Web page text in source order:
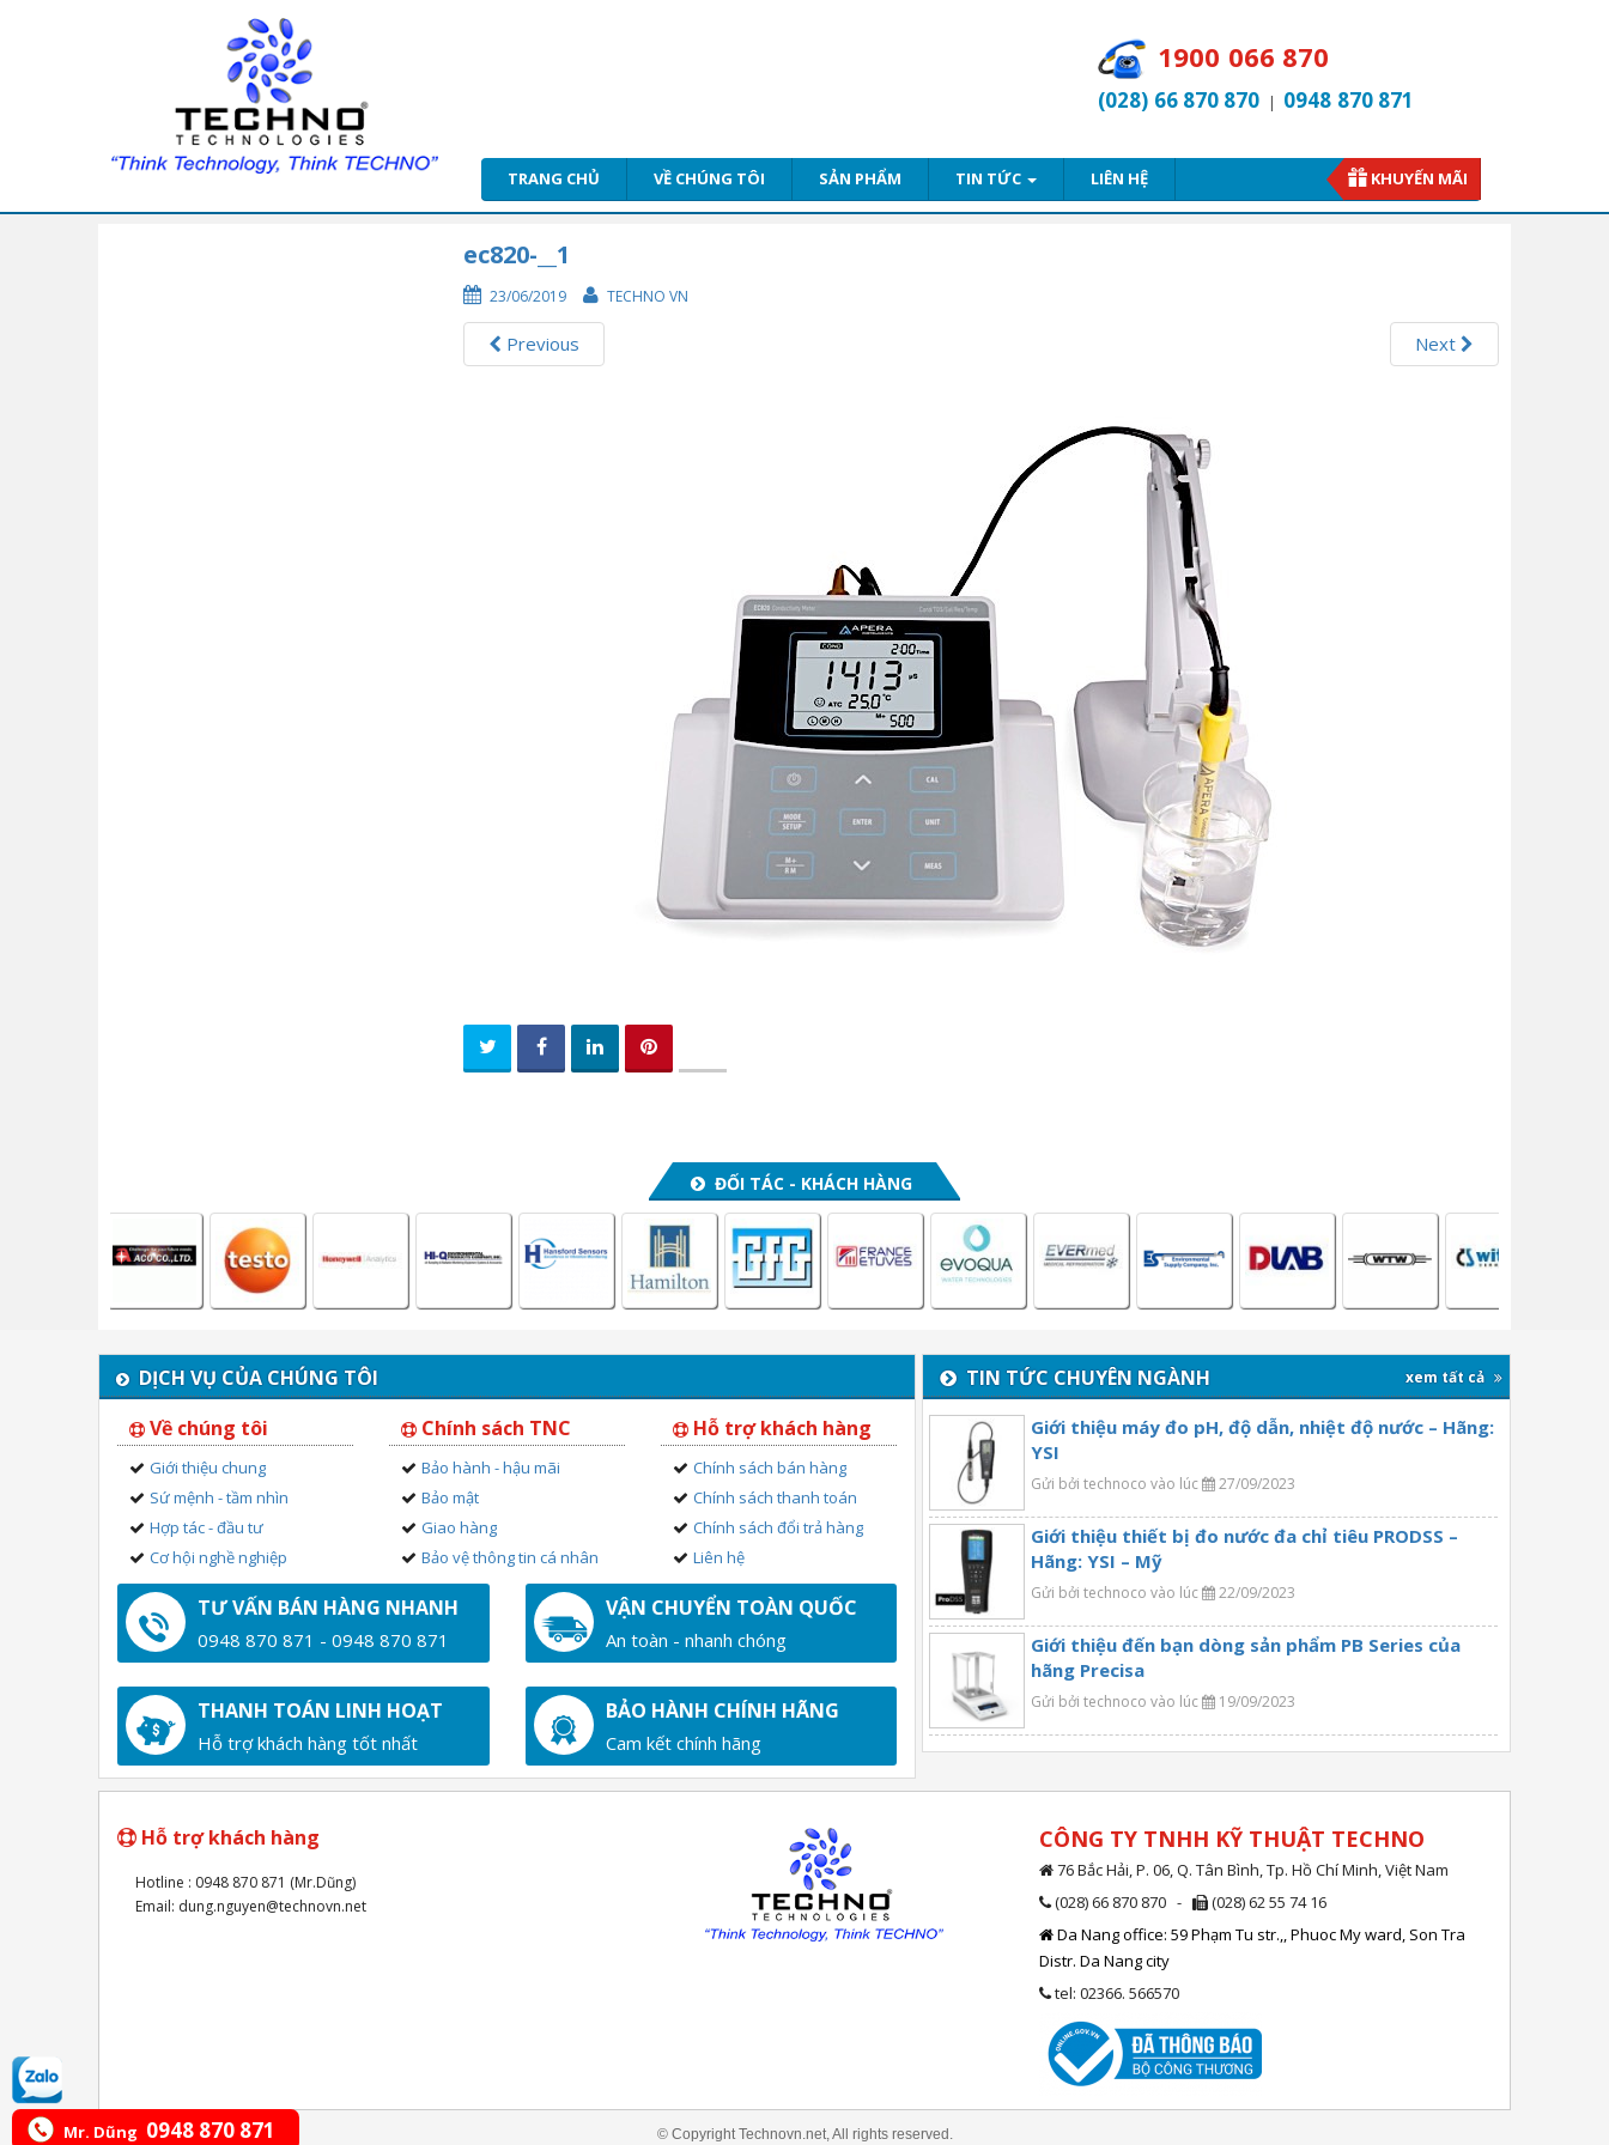
1900 066 870
(028) 66 870 870 | 0948 870 871
TRANG CHỦ VỀ CHÚNG TÔI SẢN PHẨM TIN TỨC LIÊN HỆ KHUYẾN MÃI
ec820-__1
23/06/2019 TECHNO VN
Previous Next
ĐỐI TÁC - KHÁCH HÀNG
DỊCH VỤ CỦA CHÚNG TÔI
Về chúng tôi
Giới thiệu chung
Sứ mệnh - tầm nhìn
Hợp tác - đầu tư
Cơ hội nghề nghiệp
Chính sách TNC
Bảo hành - hậu mãi
Bảo mật
Giao hàng
Bảo vệ thông tin cá nhân
Hỗ trợ khách hàng
Chính sách bán hàng
Chính sách thanh toán
Chính sách đổi trả hàng
Liên hệ
TƯ VẤN BÁN HÀNG NHANH
0948 870 871 - 0948 870 871
VẬN CHUYỂN TOÀN QUỐC
An toàn - nhanh chóng
THANH TOÁN LINH HOẠT
Hỗ trợ khách hàng tốt nhất
BẢO HÀNH CHÍNH HÃNG
Cam kết chính hãng
TIN TỨC CHUYÊN NGÀNH xem tất cả
Giới thiệu máy đo pH, độ dẫn, nhiệt độ nước – Hãng:
YSI
Gửi bởi technoco vào lúc 27/09/2023
Giới thiệu thiết bị đo nước đa chỉ tiêu PRODSS –
Hãng: YSI – Mỹ
Gửi bởi technoco vào lúc 22/09/2023
Giới thiệu đến bạn dòng sản phẩm PB Series của
hãng Precisa
Gửi bởi technoco vào lúc 19/09/2023
Hỗ trợ khách hàng
Hotline : 0948 870 871 (Mr.Dũng)
Email: dung.nguyen@technovn.net
CÔNG TY TNHH KỸ THUẬT TECHNO
76 Bắc Hải, P. 06, Q. Tân Bình, Tp. Hồ Chí Minh, Việt Nam
(028) 66 870 870 -
(028) 62 55 74 16
Da Nang office: 59 Phạm Tu str.,, Phuoc My ward, Son Tra
Distr. Da Nang city
tel: 02366. 566570
© Copyright Technovn.net, All rights reserved.
Mr. Dũng 0948 870 871